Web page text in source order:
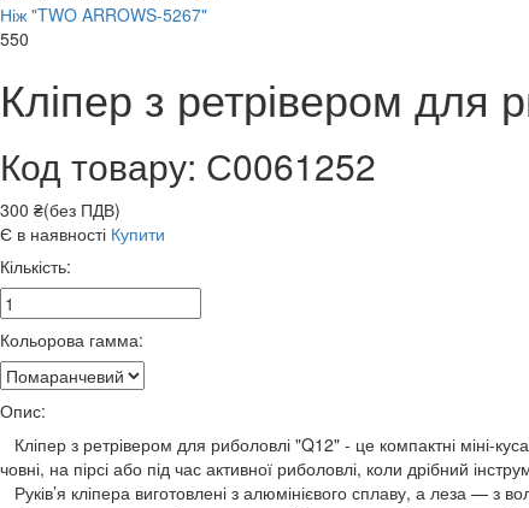
Ніж "TWO ARROWS-5267"
550
Кліпер з ретрівером для
Код товару: С0061252
300 ₴(без ПДВ)
Є в наявності Купити
Кількість:
Кольорова гамма:
Опис:
Кліпер з ретрівером для риболовлі "Q12" - це компактні міні-
човні, на пірсі або під час активної риболовлі, коли дрібний
Руків’я кліпера виготовлені з алюмінієвого сплаву, а леза — з